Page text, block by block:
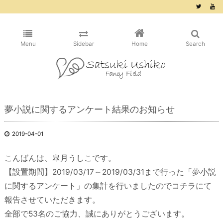
Menu Sidebar Home Search
夢小説に関するアンケート結果のお知らせ
2019-04-01
こんばんは、皐月うしこです。
【設置期間】2019/03/17～2019/03/31まで行った「夢小説
に関するアンケート」の集計を行いましたのでコチラにて
報告させていただきます。
全部で53名のご協力、誠にありがとうございます。